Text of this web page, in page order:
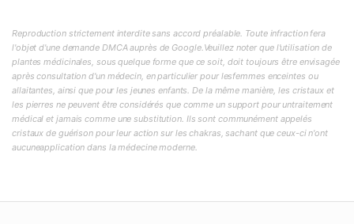
Reproduction strictement interdite sans accord préalable. Toute infraction fera
l'objet d'une demande DMCA auprès de Google.Veuillez noter que l'utilisation de
plantes médicinales, sous quelque forme que ce soit, doit toujours être envisagée
après consultation d'un médecin, en particulier pour lesfemmes enceintes ou
allaitantes, ainsi que pour les jeunes enfants. De la même manière, les cristaux et
les pierres ne peuvent être considérés que comme un support pour untraitement
médical et jamais comme une substitution. Ils sont communément appelés
cristaux de guérison pour leur action sur les chakras, sachant que ceux-ci n'ont
aucuneapplication dans la médecine moderne.